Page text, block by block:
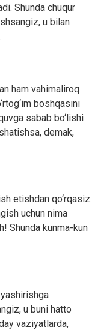
Shunda chuqur
u bilan
ham vahimaliroq
boshqasini
sabab bo‘lishi
demak,
etishdan qo‘rqasiz.
uchun nima
Shunda kunma-kun
yashirishga
u buni hatto
vaziyatlarda,